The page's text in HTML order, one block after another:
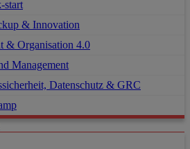
start
& Innovation
& Organisation 4.0
Management
Datenschutz & GRC